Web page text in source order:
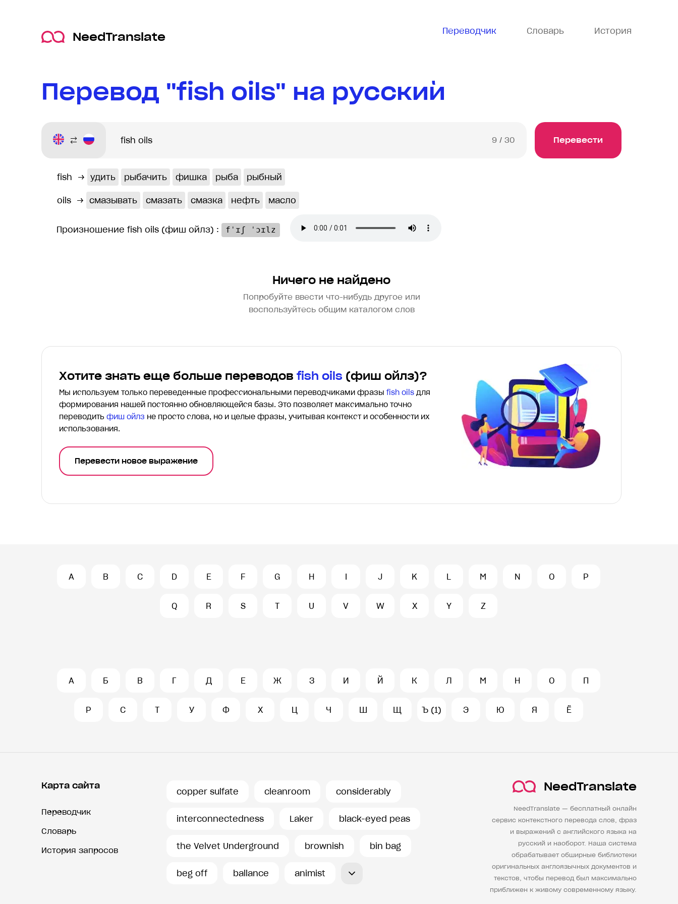
NeedTranslate Переводчик Словарь История
Перевод "fish oils" на русский
9 / 30 Перевести
fish → удить рыбачить фишка рыба рыбный
oils → смазывать смазать смазка нефть масло
Произношение fish oils (фиш ойлз) : fˈɪʃ ˈɔɪlz
Ничего не найдено
Попробуйте ввести что-нибудь другое или
воспользуйтесь общим каталогом слов
Хотите знать еще больше переводов fish oils (фиш ойлз)?
Мы используем только переведенные профессиональными переводчиками фразы fish oils для
формирования нашей постоянно обновляющейся базы. Это позволяет максимально точно
переводить фиш ойлз не просто слова, но и целые фразы, учитывая контекст и особенности их
использования.
Перевести новое выражение
A B C D E F G H I J K L M N O P
Q R S T U V W X Y Z
А Б В Г Д Е Ж З И Й К Л М Н О П
Р С Т У Ф Х Ц Ч Ш Щ Ъ (1) Э Ю Я Ё
Карта сайта
Переводчик
Словарь
История запросов
copper sulfate cleanroom considerably
interconnectedness Laker black-eyed peas
the Velvet Underground brownish bin bag
beg off ballance animist
NeedTranslate
NeedTranslate — бесплатный онлайн
сервис контекстного перевода слов, фраз
и выражений с английского языка на
русский и наоборот. Наша система
обрабатывает обширные библиотеки
оригинальных англоязычных документов и
текстов, чтобы перевод был максимально
приближен к живому современному языку.